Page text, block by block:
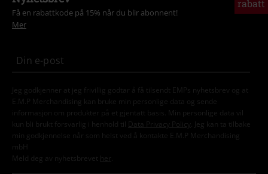
rabatt
Få en rabattkode på 15% når du blir abonnent!
Mer
Jeg godkjenner at jeg frivillig godtar å få tilsendt EMPs nyhetsbrev og at
E.M.P Merchandising kan bruke min personlige data og sende
informasjon om produkter på et gjentatt basis. Min personlige data vil
kun bli brukt forsvarlig i henhold til
Data Privacy Policy
. Jeg kan ta tilbake
min godkjennelse når som helst ved å kontakte E.M.P Merchandising
mbH
Meld deg av nyhetsbrevet her